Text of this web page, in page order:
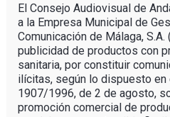
El Consejo Audiovisual de
a la Empresa Municipal de
Comunicación de Málaga,
publicidad de productos con
sanitaria, por constituir
ilícitas, según lo dispuesto en
1907/1996, de 2 de agosto,
promoción comercial de